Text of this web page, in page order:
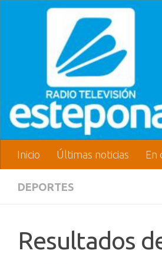
Inicio Últimas noticias En
DEPORTES
Resultados